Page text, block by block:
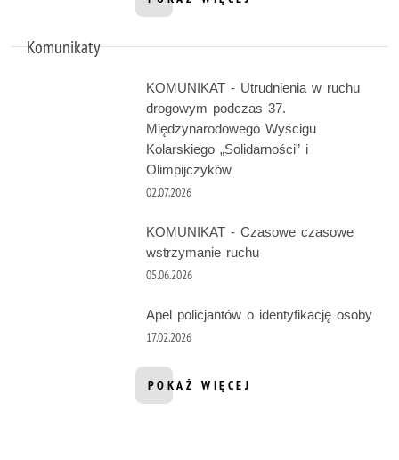
INFORMACJI Z DZIAŁU
Komunikaty
KOMUNIKAT - Utrudnienia w ruchu
drogowym podczas 37.
Międzynarodowego Wyścigu
Kolarskiego „Solidarności” i
Olimpijczyków
02.07.2026
KOMUNIKAT - Czasowe czasowe
wstrzymanie ruchu
05.06.2026
Apel policjantów o identyfikację osoby
17.02.2026
POKAŻ WIĘCEJ
INFORMACJI Z DZIAŁU